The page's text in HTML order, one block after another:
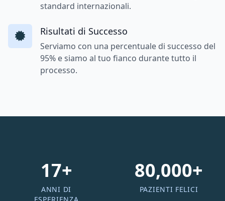
standard internazionali.
Risultati di Successo
Serviamo con una percentuale di successo del
95% e siamo al tuo fianco durante tutto il
processo.
17+
ANNI DI
80,000+
PAZIENTI FELICI